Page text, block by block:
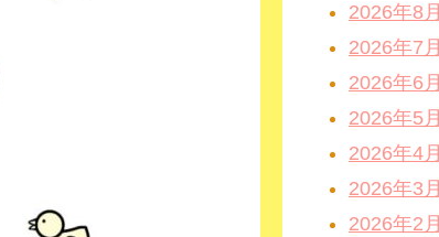
2026年8月
2026年7月
2026年6月
2026年5月
2026年4月
2026年3月
2026年2月